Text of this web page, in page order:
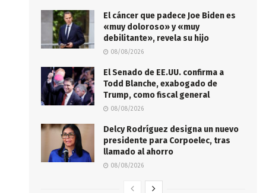
El cáncer que padece Joe Biden es
«muy doloroso» y «muy
debilitante», revela su hijo
08/08/2026
El Senado de EE.UU. confirma a
Todd Blanche, exabogado de
Trump, como fiscal general
08/08/2026
Delcy Rodríguez designa un nuevo
presidente para Corpoelec, tras
llamado al ahorro
08/08/2026